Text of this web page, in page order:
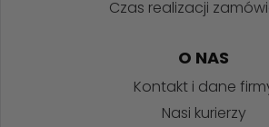
Czas realizacji
O NAS
Kontakt i dane
Nasi kurierzy